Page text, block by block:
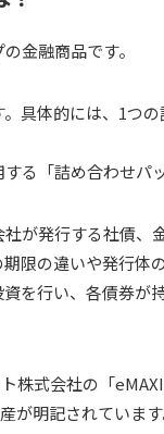
金融商品です。
具体的には、1つ
る「詰め合わせパ
が発行する社債、
限の違いや発行体
を行い、各債券が
株式会社の「
が明記されています